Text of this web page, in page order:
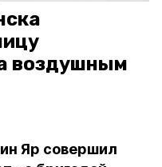
воздушным
Яр совершил